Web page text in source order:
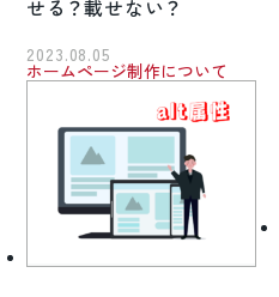
せる？載せない？
2023.08.05
ホームページ制作について